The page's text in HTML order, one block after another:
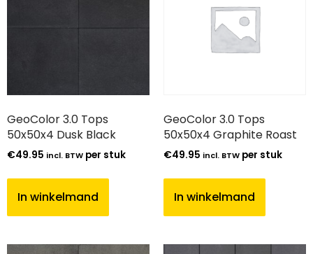
GeoColor 3.0 Tops
50x50x4 Dusk Black
€49.95 incl. BTW per stuk
In winkelmand
GeoColor 3.0 Tops
50x50x4 Graphite Roast
€49.95 incl. BTW per stuk
In winkelmand